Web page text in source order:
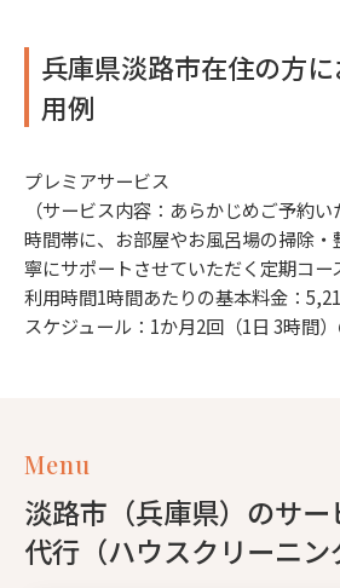
兵庫県淡路市在住の方
用例
プレミアサービス
（サービス内容：あらかじめご予約
時間帯に、お部屋やお風呂場の掃除
寧にサポートさせていただく定期コー
利用時間1時間あたりの基本料金：
スケジュール：1か月2回（1日 3時間
Menu
淡路市（兵庫県）のサ
代行（ハウスクリーニ